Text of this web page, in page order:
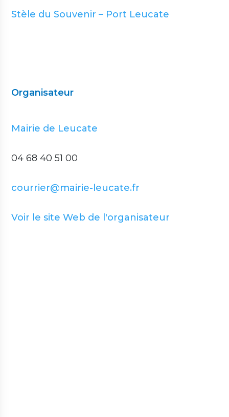
Stèle du Souvenir – Port Leucate
Organisateur
Mairie de Leucate
04 68 40 51 00
courrier@mairie-leucate.fr
Voir le site Web de l'organisateur